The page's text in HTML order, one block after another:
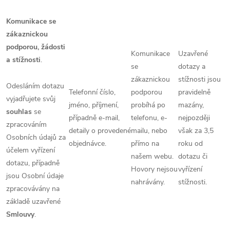
Komunikace se
zákaznickou
podporou, žádosti
a stížnosti.
Odesláním dotazu
vyjadřujete svůj
souhlas se
zpracováním
Osobních údajů za
účelem vyřízení
dotazu, případně
jsou Osobní údaje
zpracovávány na
základě uzavřené
Smlouvy.
Telefonní číslo,
jméno, příjmení,
případně e-mail,
detaily o provedené
objednávce.
Komunikace
se
zákaznickou
podporou
probíhá po
telefonu, e-
mailu, nebo
přímo na
našem webu.
Hovory nejsou
nahrávány.
Uzavřené
dotazy a
stížnosti jsou
pravidelně
mazány,
nejpozději
však za 3,5
roku od
dotazu či
vyřízení
stížnosti.